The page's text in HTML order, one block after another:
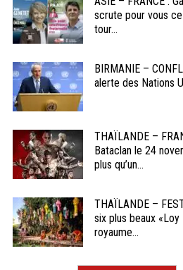
scrute pour vous
tour...
BIRMANIE –
alerte des Nations
THAÏLANDE –
Bataclan le 24
plus qu’un...
THAÏLANDE –
six plus beaux «Loy
royaume...